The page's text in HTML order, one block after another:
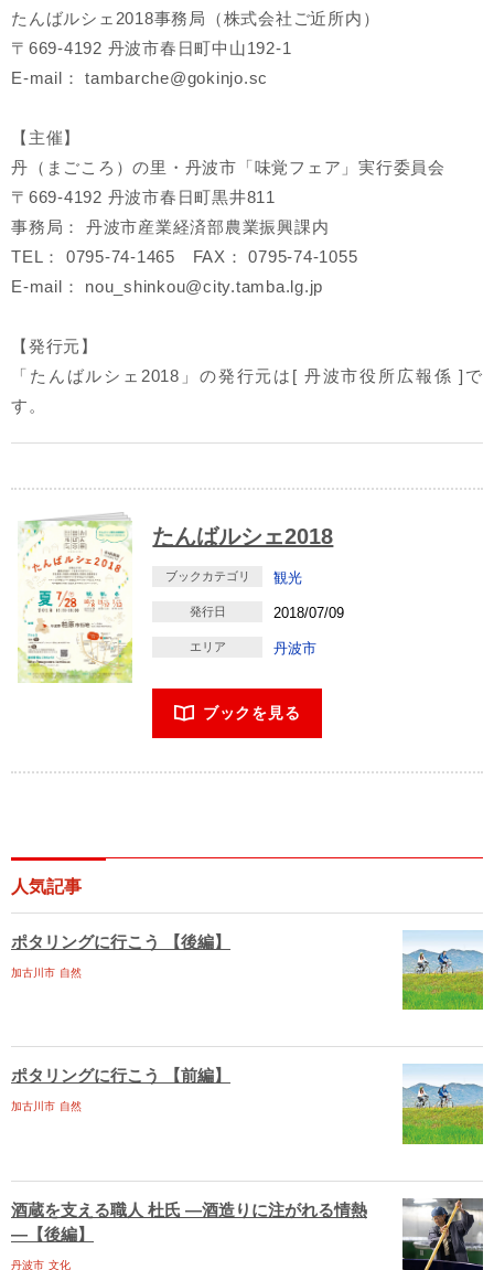
たんばルシェ2018事務局（株式会社ご近所内）
〒669-4192 丹波市春日町中山192-1
E-mail： tambarche@gokinjo.sc
【主催】
丹（まごころ）の里・丹波市「味覚フェア」実行委員会
〒669-4192 丹波市春日町黒井811
事務局： 丹波市産業経済部農業振興課内
TEL： 0795-74-1465 FAX： 0795-74-1055
E-mail： nou_shinkou@city.tamba.lg.jp
【発行元】
「たんばルシェ2018」の発行元は[ 丹波市役所広報係 ]で
す。
たんばルシェ2018
ブックカテゴリ 観光
発行日 2018/07/09
エリア 丹波市
ブックを見る
人気記事
ポタリングに行こう 【後編】
加古川市 自然
ポタリングに行こう 【前編】
加古川市 自然
酒蔵を支える職人 杜氏 ―酒造りに注がれる情熱
―【後編】
丹波市 文化